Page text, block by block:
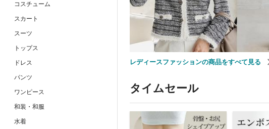
コスチューム
スカート
スーツ
トップス
ドレス
パンツ
ワンピース
和装・和服
水着
レディースファッションの商品をすべて見る
タイムセール